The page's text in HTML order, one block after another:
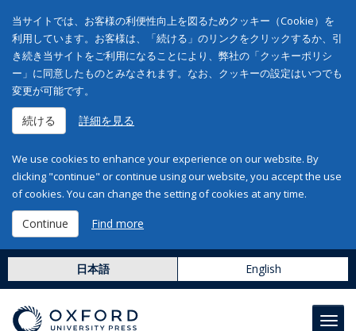
当サイトでは、お客様の利便性向上を図るためクッキー（Cookie）を
利用しています。お客様は、「続ける」のリンクをクリックするか、引
き続き当サイトをご利用になることにより、弊社の「クッキーポリシ
ー」に同意したものとみなされます。なお、クッキーの設定はいつでも
変更が可能です。
続ける 詳細を見る
We use cookies to enhance your experience on our website. By
clicking "continue" or continue using our website, you accept the use
of cookies. You can change the setting of cookies at any time.
Continue Find more
日本語 English